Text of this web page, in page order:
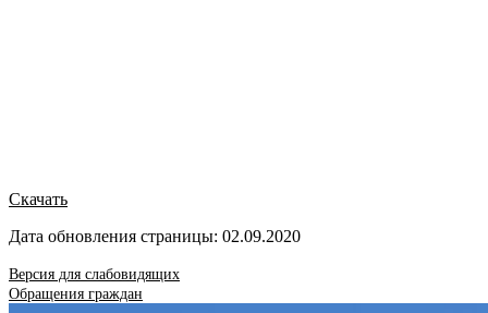
Скачать
Дата обновления страницы: 02.09.2020
Версия для слабовидящих
Обращения граждан